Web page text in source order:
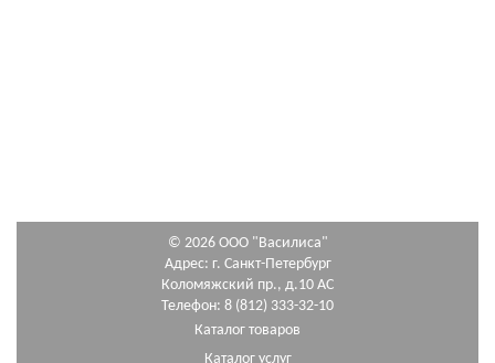
© 2026 ООО "Василиса"
Адрес: г. Санкт-Петербург
Коломяжский пр., д.10 АС
Телефон: 8 (812) 333-32-10
Каталог товаров
Каталог услуг